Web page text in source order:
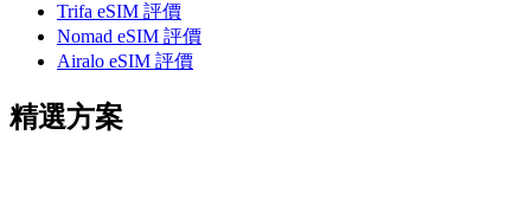
Trifa eSIM 評價
Nomad eSIM 評價
Airalo eSIM 評價
精選方案